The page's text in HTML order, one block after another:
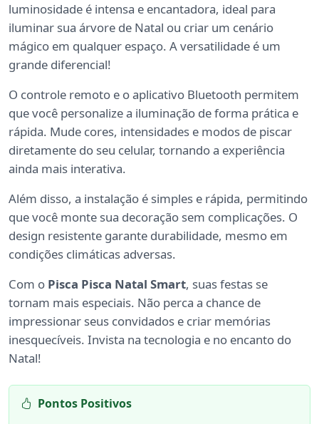
luminosidade é intensa e encantadora, ideal para
iluminar sua árvore de Natal ou criar um cenário
mágico em qualquer espaço. A versatilidade é um
grande diferencial!
O controle remoto e o aplicativo Bluetooth permitem
que você personalize a iluminação de forma prática e
rápida. Mude cores, intensidades e modos de piscar
diretamente do seu celular, tornando a experiência
ainda mais interativa.
Além disso, a instalação é simples e rápida, permitindo
que você monte sua decoração sem complicações. O
design resistente garante durabilidade, mesmo em
condições climáticas adversas.
Com o Pisca Pisca Natal Smart, suas festas se
tornam mais especiais. Não perca a chance de
impressionar seus convidados e criar memórias
inesquecíveis. Invista na tecnologia e no encanto do
Natal!
Pontos Positivos